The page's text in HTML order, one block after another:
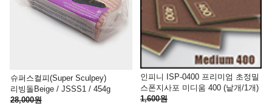
슈퍼스컬피(Super Sculpey)
리빙돌Beige / JSSS1 / 454g
28,000원
인피니 ISP-0400 프리미엄 초정밀
스폰지사포 미디움 400 (낱개/1개)
1,600원